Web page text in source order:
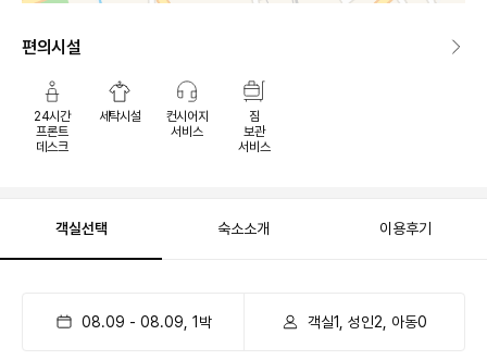
편의시설
24시간
프론트
데스크
세탁시설
컨시어지
서비스
짐
보관
서비스
객실선택 숙소소개 이용후기
08.09 - 08.09 1 박 객실1, 성인2, 아동0